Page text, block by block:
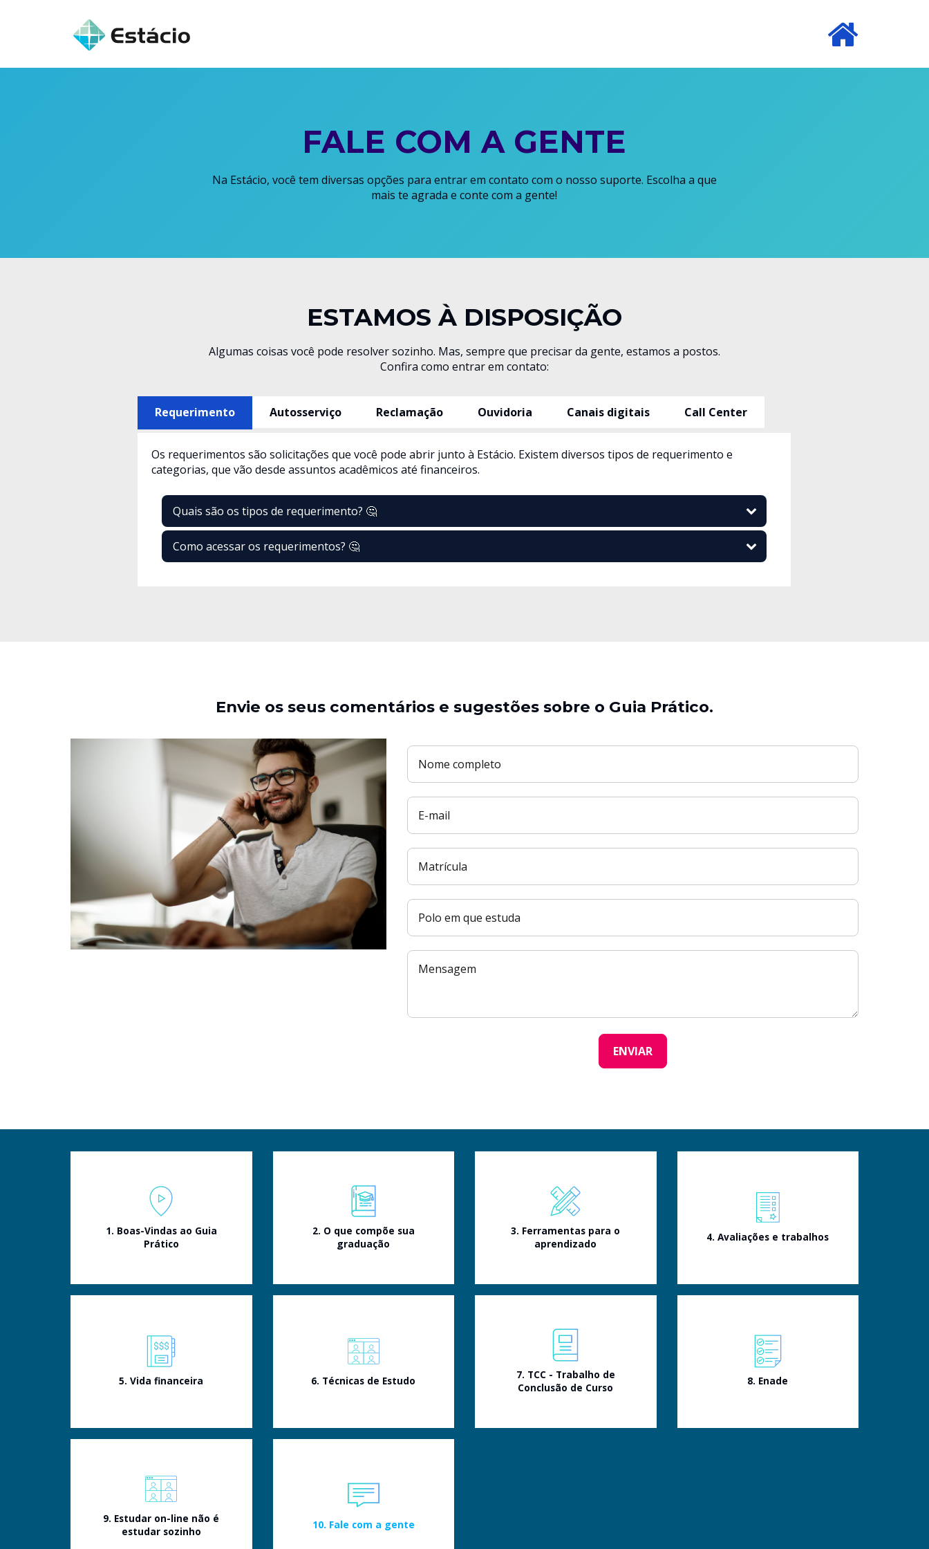
FALE COM A GENTE
Na Estácio, você tem diversas opções para entrar em contato com o nosso suporte. Escolha a que
mais te agrada e conte com a gente!
ESTAMOS À DISPOSIÇÃO
Algumas coisas você pode resolver sozinho. Mas, sempre que precisar da gente, estamos a postos.
Confira como entrar em contato:
Requerimento Autosserviço Reclamação Ouvidoria Canais digitais Call Center
Os requerimentos são solicitações que você pode abrir junto à Estácio. Existem diversos tipos de requerimento e
categorias, que vão desde assuntos acadêmicos até financeiros.
Quais são os tipos de requerimento? 🤔
Como acessar os requerimentos? 🤔
Envie os seus comentários e sugestões sobre o Guia Prático.
ENVIAR
1. Boas-Vindas ao Guia
Prático
2. O que compõe sua
graduação
3. Ferramentas para o
aprendizado
4. Avaliações e trabalhos
5. Vida financeira 6. Técnicas de Estudo
7. TCC - Trabalho de
Conclusão de Curso
8. Enade
9. Estudar on-line não é
estudar sozinho
10. Fale com a gente